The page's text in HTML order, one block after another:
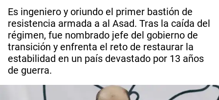
Es ingeniero y oriundo el primer bastión de
resistencia armada a al Asad. Tras la caída del
régimen, fue nombrado jefe del gobierno de
transición y enfrenta el reto de restaurar la
estabilidad en un país devastado por 13 años
de guerra.